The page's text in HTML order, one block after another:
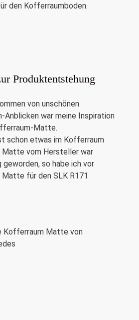
den Kofferraumboden.
Produktentstehung
von unschönen
Anblicken war meine Inspiration
Matte.
schon etwas im Kofferraum
Matte vom Hersteller war
so habe ich vor
für den SLK R171